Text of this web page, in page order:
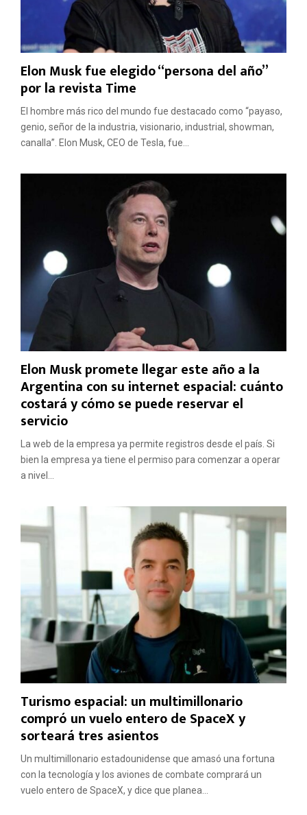
Elon Musk fue elegido “persona del año”
por la revista Time
El hombre más rico del mundo fue destacado como “payaso,
genio, señor de la industria, visionario, industrial, showman,
canalla”. Elon Musk, CEO de Tesla, fue...
Elon Musk promete llegar este año a la
Argentina con su internet espacial: cuánto
costará y cómo se puede reservar el
servicio
La web de la empresa ya permite registros desde el país. Si
bien la empresa ya tiene el permiso para comenzar a operar
a nivel...
Turismo espacial: un multimillonario
compró un vuelo entero de SpaceX y
sorteará tres asientos
Un multimillonario estadounidense que amasó una fortuna
con la tecnología y los aviones de combate comprará un
vuelo entero de SpaceX, y dice que planea...